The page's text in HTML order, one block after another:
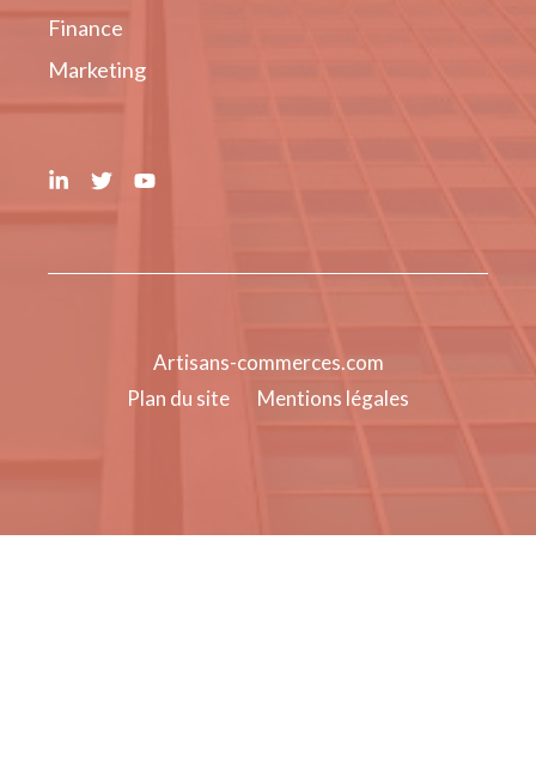
Finance
Marketing
Artisans-commerces.com
Plan du site
Mentions légales